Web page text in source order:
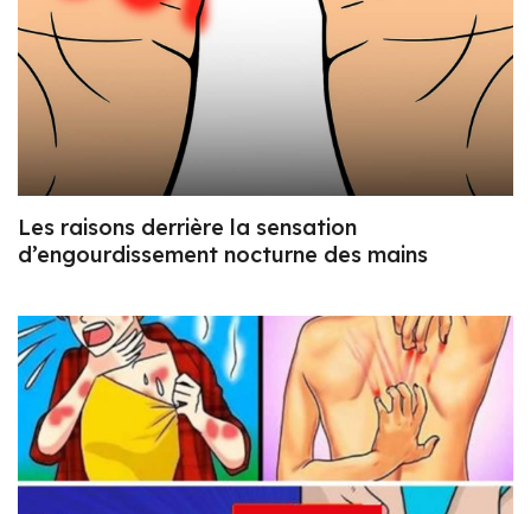
Les raisons derrière la sensation
d’engourdissement nocturne des mains